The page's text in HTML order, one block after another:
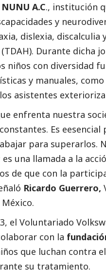
A.C., institución
y
dislexia, discalculia
Durante dicha
niños con diversidad
y manuales,
asistentes
enfrenta nuestra
Es
para superarlos.
una llamada a la
de que con la
Ricardo Guerrero,
el Voluntariado
con la
que luchan contra
su tratamiento.